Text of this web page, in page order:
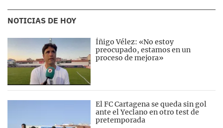
NOTICIAS DE HOY
Íñigo Vélez: «No estoy
preocupado, estamos en un
proceso de mejora»
El FC Cartagena se queda sin gol
ante el Yeclano en otro test de
pretemporada